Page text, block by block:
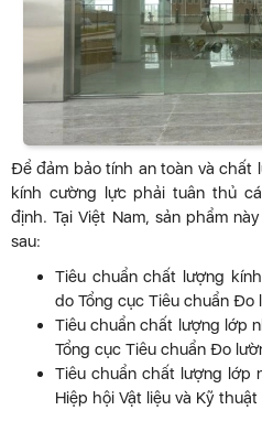
Để đảm bảo tính an toàn và
kính cường lực phải tuân thủ
định. Tại Việt Nam, sản phẩm
sau:
Tiêu chuẩn chất lượng
do Tổng cục Tiêu chuẩn
Tiêu chuẩn chất lượng lớp
Tổng cục Tiêu chuẩn Đo
Tiêu chuẩn chất lượng lớp
Hiệp hội Vật liệu và Kỹ